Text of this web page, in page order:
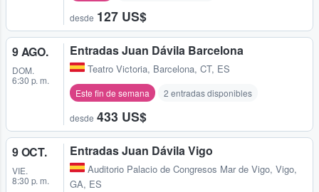
desde 127 US$
9 AGO.
DOM.
6:30 p. m.
Entradas Juan Dávila Barcelona
Teatro Victoria, Barcelona, CT, ES
Este fin de semana 2 entradas disponibles
desde 433 US$
9 OCT.
VIE.
8:30 p. m.
Entradas Juan Dávila Vigo
Auditorio Palacio de Congresos Mar de Vigo, Vigo,
GA, ES